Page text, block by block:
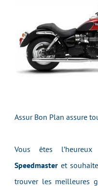
Assur Bon Plan assure
Vous êtes
Speedmaster et
trouver les meilleures